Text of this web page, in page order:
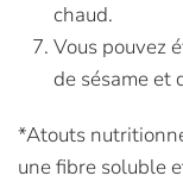
chaud.
Vous pouvez
de sésame et
*Atouts
une fibre soluble